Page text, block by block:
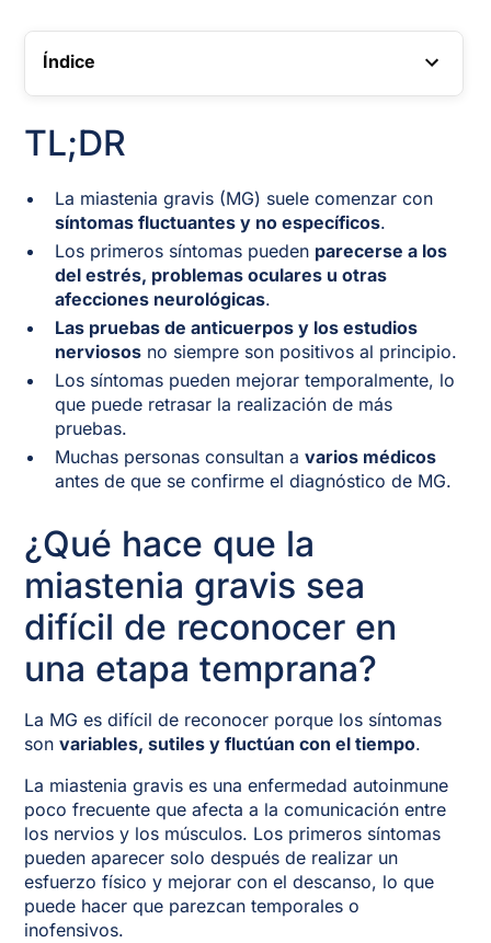
Índice
TL;DR
La miastenia gravis (MG) suele comenzar con
síntomas fluctuantes y no específicos.
Los primeros síntomas pueden parecerse a los
del estrés, problemas oculares u otras
afecciones neurológicas.
Las pruebas de anticuerpos y los estudios
nerviosos no siempre son positivos al principio.
Los síntomas pueden mejorar temporalmente, lo
que puede retrasar la realización de más
pruebas.
Muchas personas consultan avarios médicos
antes de que se confirme el diagnóstico de MG.
¿Qué hace que la
miastenia gravis sea
difícil de reconocer en
una etapa temprana?
La MG es difícil de reconocer porque los síntomas
sonvariables, sutiles y fluctúan con el tiempo.
La miastenia gravis es una enfermedad autoinmune
poco frecuente que afecta a la comunicación entre
los nervios y los músculos. Los primeros síntomas
pueden aparecer solo después de realizar un
esfuerzo físico y mejorar con el descanso, lo que
puede hacer que parezcan temporales o
inofensivos.